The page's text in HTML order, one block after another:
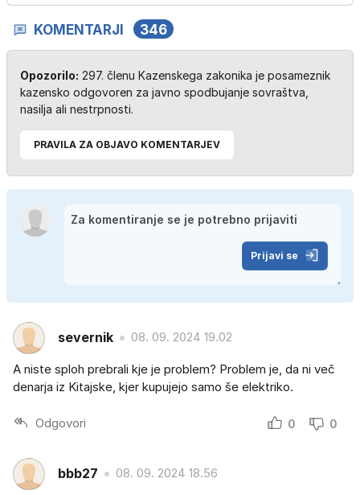
KOMENTARJI 346
Opozorilo: 297. členu Kazenskega zakonika je posameznik
kazensko odgovoren za javno spodbujanje sovraštva,
nasilja ali nestrpnosti.
PRAVILA ZA OBJAVO KOMENTARJEV
Prijavi se
severnik 08. 09. 2024 19.02
A niste sploh prebrali kje je problem? Problem je, da ni več
denarja iz Kitajske, kjer kupujejo samo še elektriko.
Odgovori 0 0
bbb27 08. 09. 2024 18.56